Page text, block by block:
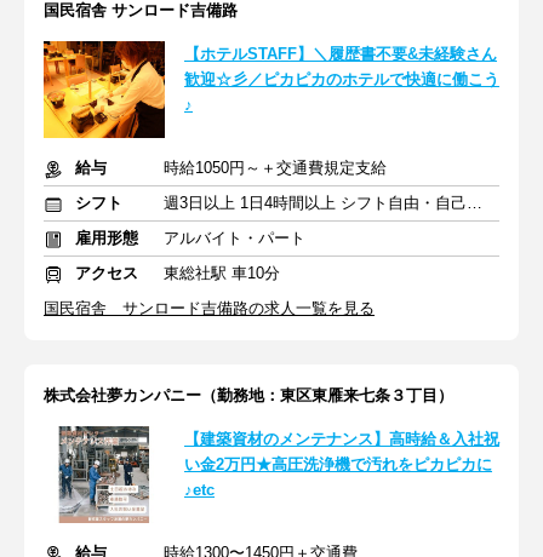
国民宿舎 サンロード吉備路
【ホテルSTAFF】＼履歴書不要&未経験さん
歓迎☆彡／ピカピカのホテルで快適に働こう
♪
給与
時給1050円～＋交通費規定支給
シフト
週3日以上 1日4時間以上 シフト自由・自己申告
雇用形態
アルバイト・パート
アクセス
東総社駅 車10分
国民宿舎 サンロード吉備路の求人一覧を見る
株式会社夢カンパニー（勤務地：東区東雁来七条３丁目）
【建築資材のメンテナンス】高時給＆入社祝
い金2万円★高圧洗浄機で汚れをピカピカに
♪etc
給与 時給1300〜1450円＋交通費